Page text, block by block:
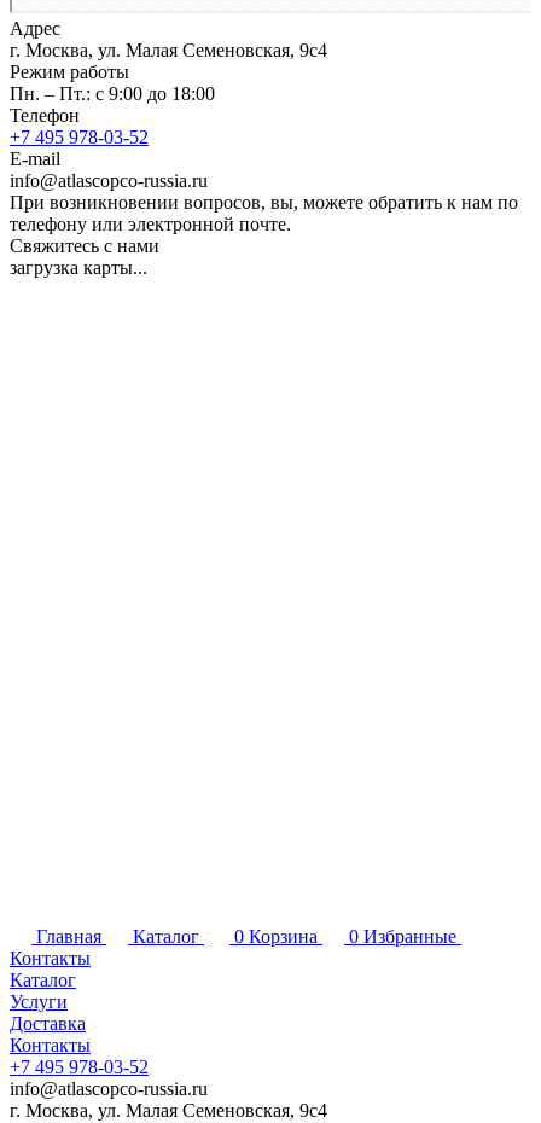
Адрес
г. Москва, ул. Малая Семеновская, 9с4
Режим работы
Пн. – Пт.: с 9:00 до 18:00
Телефон
+7 495 978-03-52
E-mail
info@atlascopco-russia.ru
При возникновении вопросов, вы, можете обратить к нам по
телефону или электронной почте.
Свяжитесь с нами
загрузка карты...
Главная Каталог 0 Корзина 0 Избранные
Контакты
Каталог
Услуги
Доставка
Контакты
+7 495 978-03-52
info@atlascopco-russia.ru
г. Москва, ул. Малая Семеновская, 9с4